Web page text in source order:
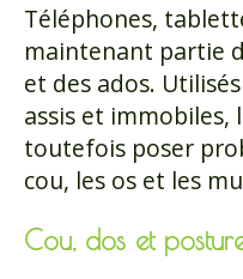
Téléphones,
maintenant partie
et des ados.
assis et immobiles,
toutefois poser
cou, les os et les
Cou, dos et